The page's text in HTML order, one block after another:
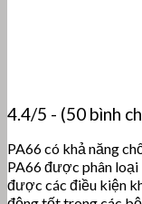
4.4/5 - (50 bình
PA66 có khả năng
PA66 được phân loại
được các điều kiện